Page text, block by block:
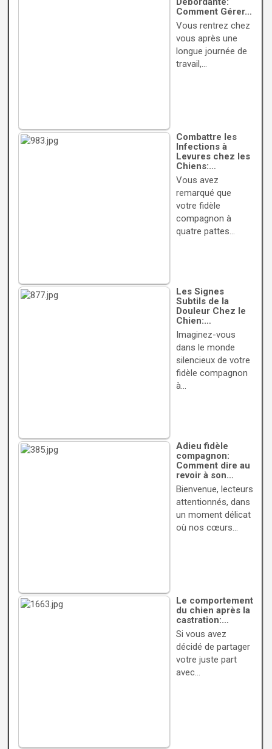
Comment Gérer…
Vous rentrez chez
vous après une
longue journée de
travail,…
Combattre les
Infections à
Levures chez les
Chiens:…
Vous avez
remarqué que
votre fidèle
compagnon à
quatre pattes…
Les Signes
Subtils de la
Douleur Chez le
Chien:…
Imaginez-vous
dans le monde
silencieux de votre
fidèle compagnon
à…
Adieu fidèle
compagnon:
Comment dire au
revoir à son…
Bienvenue, lecteurs
attentionnés, dans
un moment délicat
où nos cœurs…
Le comportement
du chien après la
castration:…
Si vous avez
décidé de partager
votre juste part
avec…